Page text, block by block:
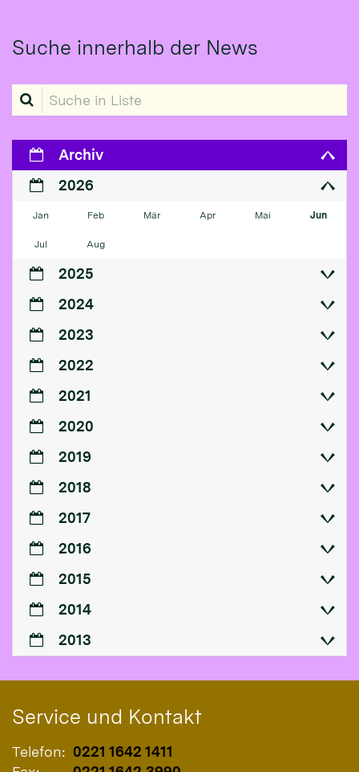
Suche innerhalb der News
Suche in Liste
Archiv
2026
Jan Feb Mär Apr Mai Jun
Jul Aug
2025
2024
2023
2022
2021
2020
2019
2018
2017
2016
2015
2014
2013
Service und Kontakt
Telefon: 0221 1642 1411